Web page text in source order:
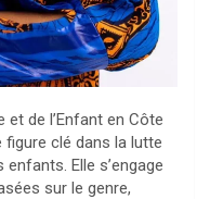
et de l’Enfant en Côte
figure clé dans la lutte
Elle s’engage
sur le genre,